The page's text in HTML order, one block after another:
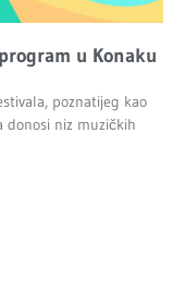
u Konaku
poznatijeg kao
donosi niz muzičkih